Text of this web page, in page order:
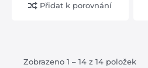
Přidat k porovnání
Zobrazeno 1 – 14 z 14 položek